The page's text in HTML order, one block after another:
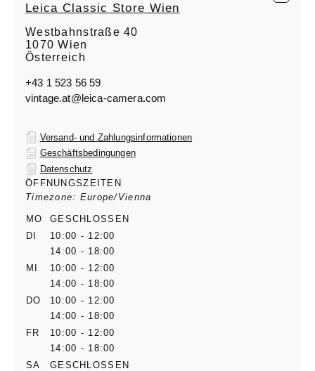
Leica Classic Store Wien
Westbahnstraße 40
1070 Wien
Österreich
+43 1 523 56 59
vintage.at@leica-camera.com
Versand- und Zahlungsinformationen
Geschäftsbedingungen
Datenschutz
ÖFFNUNGSZEITEN
Timezone: Europe/Vienna
MO
GESCHLOSSEN
DI
10:00 - 12:00
14:00 - 18:00
MI
10:00 - 12:00
14:00 - 18:00
DO
10:00 - 12:00
14:00 - 18:00
FR
10:00 - 12:00
14:00 - 18:00
SA
GESCHLOSSEN